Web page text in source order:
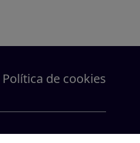
Política de cookies